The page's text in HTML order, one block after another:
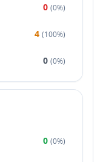
0 (0%)
4 (100%)
0 (0%)
0 (0%)